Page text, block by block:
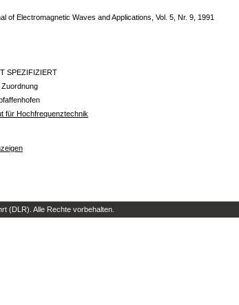
of Electromagnetic Waves and Applications, Vol. 5, Nr. 9, 1991
SPEZIFIZIERT
Zuordnung
für Hochfrequenztechnik
(DLR). Alle Rechte vorbehalten.